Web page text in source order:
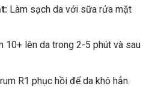
Làm sạch da với sữa rửa mặt
10+ lên da trong 2-5 phút và sau
R1 phục hồi để da khô hẳn.